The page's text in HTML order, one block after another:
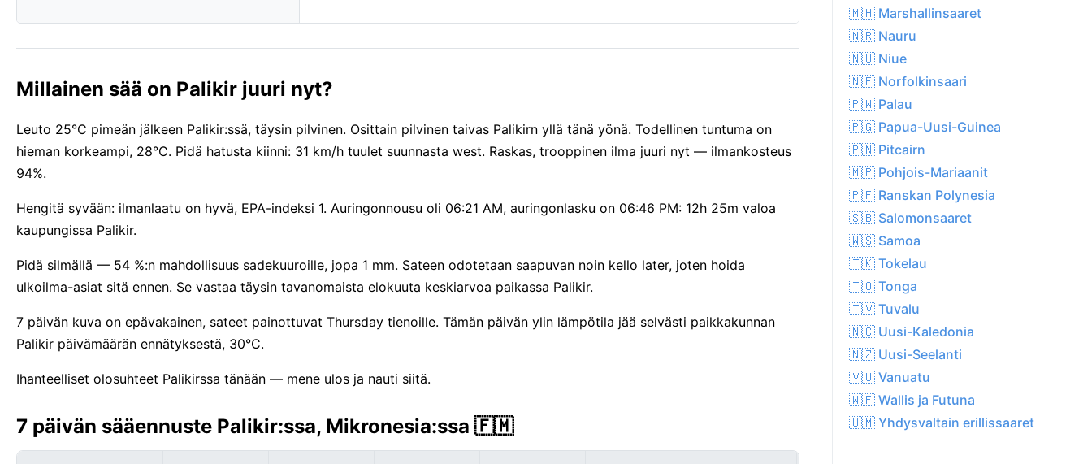
Millainen sää on Palikir juuri nyt?
Leuto 25°C pimeän jälkeen Palikir:ssä, täysin pilvinen. Osittain pilvinen taivas Palikirn yllä tänä yönä. Todellinen tuntuma on
hieman korkeampi, 28°C. Pidä hatusta kiinni: 31 km/h tuulet suunnasta west. Raskas, trooppinen ilma juuri nyt — ilmankosteus
94%.
Hengitä syvään: ilmanlaatu on hyvä, EPA-indeksi 1. Auringonnousu oli 06:21 AM, auringonlasku on 06:46 PM: 12h 25m valoa
kaupungissa Palikir.
Pidä silmällä — 54 %:n mahdollisuus sadekuuroille, jopa 1 mm. Sateen odotetaan saapuvan noin kello later, joten hoida
ulkoilma-asiat sitä ennen. Se vastaa täysin tavanomaista elokuuta keskiarvoa paikassa Palikir.
7 päivän kuva on epävakainen, sateet painottuvat Thursday tienoille. Tämän päivän ylin lämpötila jää selvästi paikkakunnan
Palikir päivämäärän ennätyksestä, 30°C.
Ihanteelliset olosuhteet Palikirssa tänään — mene ulos ja nauti siitä.
7 päivän sääennuste Palikir:ssa, Mikronesia:ssa 🇫🇲
🇲🇭 Marshallinsaaret
🇳🇷 Nauru
🇳🇺 Niue
🇳🇫 Norfolkinsaari
🇵🇼 Palau
🇵🇬 Papua-Uusi-Guinea
🇵🇳 Pitcairn
🇲🇵 Pohjois-Mariaanit
🇵🇫 Ranskan Polynesia
🇸🇧 Salomonsaaret
🇼🇸 Samoa
🇹🇰 Tokelau
🇹🇴 Tonga
🇹🇻 Tuvalu
🇳🇨 Uusi-Kaledonia
🇳🇿 Uusi-Seelanti
🇻🇺 Vanuatu
🇼🇫 Wallis ja Futuna
🇺🇲 Yhdysvaltain erillissaaret